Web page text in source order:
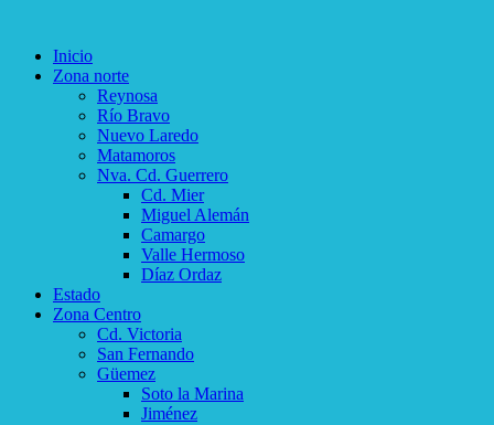
Inicio
Zona norte
Reynosa
Río Bravo
Nuevo Laredo
Matamoros
Nva. Cd. Guerrero
Cd. Mier
Miguel Alemán
Camargo
Valle Hermoso
Díaz Ordaz
Estado
Zona Centro
Cd. Victoria
San Fernando
Güemez
Soto la Marina
Jiménez